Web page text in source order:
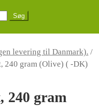
Søg
levering til Danmark). /
240 gram (Olive) ( -DK)
240 gram